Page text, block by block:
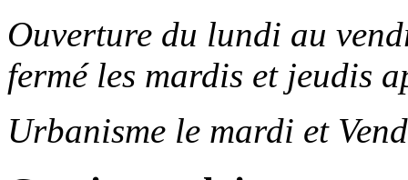
Ouverture du lundi au
fermé les mardis et jeudis
Urbanisme le mardi et